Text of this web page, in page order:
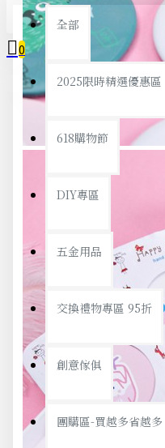
全部
2025限時精選優惠區
618購物節
DIY專區
五金用品
交換禮物專區 95折
創意傢俱
團購區-買越多省越多
0
您的購物車內沒有商品！